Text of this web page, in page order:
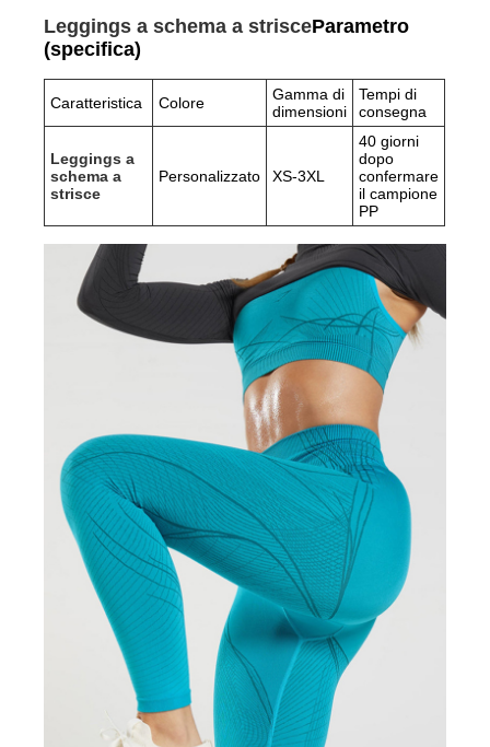
Leggings a schema a strisceParametro
(specifica)
Caratteristica Colore
Gamma di
dimensioni
Tempi di
consegna
Leggings a
schema a
strisce
Personalizzato XS-3XL
40 giorni
dopo
confermare
il campione
PP